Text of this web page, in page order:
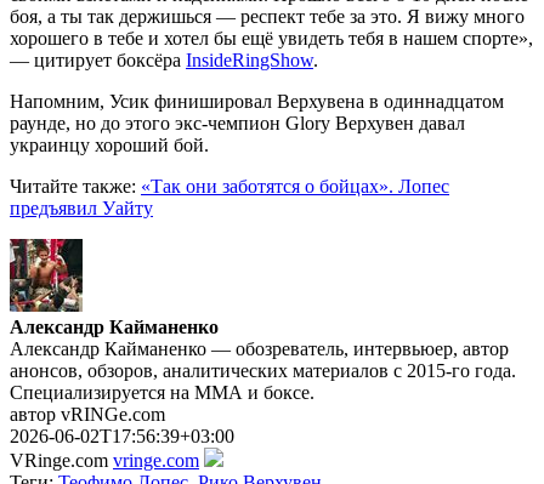
боя, а ты так держишься — респект тебе за это. Я вижу много
хорошего в тебе и хотел бы ещё увидеть тебя в нашем спорте»,
— цитирует боксёра InsideRingShow.
Напомним, Усик финишировал Верхувена в одиннадцатом
раунде, но до этого экс-чемпион Glory Верхувен давал
украинцу хороший бой.
Читайте также: «Так они заботятся о бойцах». Лопес
предъявил Уайту
Александр Кайманенко
Александр Кайманенко — обозреватель, интервьюер, автор
анонсов, обзоров, аналитических материалов с 2015-го года.
Специализируется на ММА и боксе.
автор vRINGe.com
2026-06-02T17:56:39+03:00
VRinge.com vringe.com